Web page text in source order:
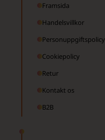
Framsida
Handelsvillkor
Personuppgiftspolicy
Cookiepolicy
Retur
Kontakt os
B2B